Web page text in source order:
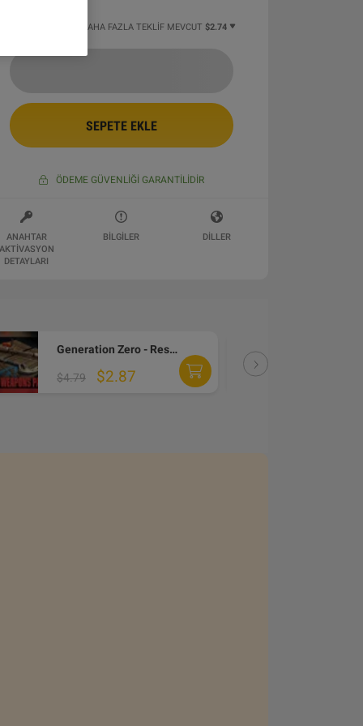
6 DAN BAŞLAYAN DAHA FAZLA TEKLIF MEVCUT $2.74
SEPETE EKLE
ÖDEME GÜVENLIĞI GARANTILIDIR
ANAHTAR
AKTIVASYON
DETAYLARI
BILGILER DILLER
Generation Zero - Resistance Weapons Pack DLC PC Steam CD Key
$4.79 $2.87